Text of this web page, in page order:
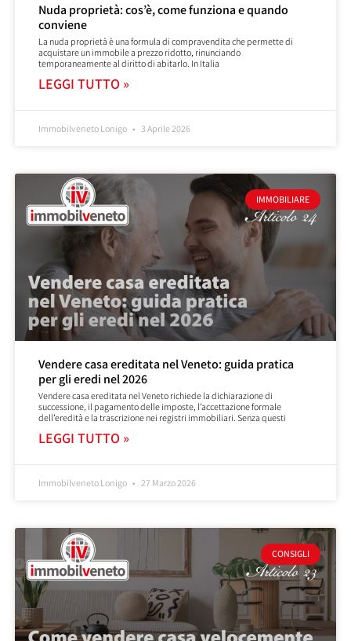
Nuda proprietà: cos’è, come funziona e quando
conviene
La nuda proprietà è una formula di compravendita che permette di
acquistare un immobile a prezzo ridotto, rinunciando
temporaneamente al diritto di abitarlo. In Italia
LEGGI TUTTO »
Immobilveneto Lonigo 3 Aprile 2026
IMMOBILIARE
Vendere casa ereditata nel Veneto: guida pratica
per gli eredi nel 2026
Vendere casa ereditata nel Veneto richiede la dichiarazione di
successione, il pagamento delle imposte, l’accettazione formale
dell’eredità e la trascrizione nei registri immobiliari. Senza questi
LEGGI TUTTO »
Immobilveneto Lonigo 27 Marzo 2026
CONSIGLI